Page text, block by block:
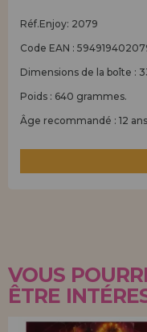
Réf.Enjoy: 2079
Code EAN :
Dimensions de la boîte :
Poids : 640 grammes.
Âge recommandé : 12
VOUS
ÊTRE